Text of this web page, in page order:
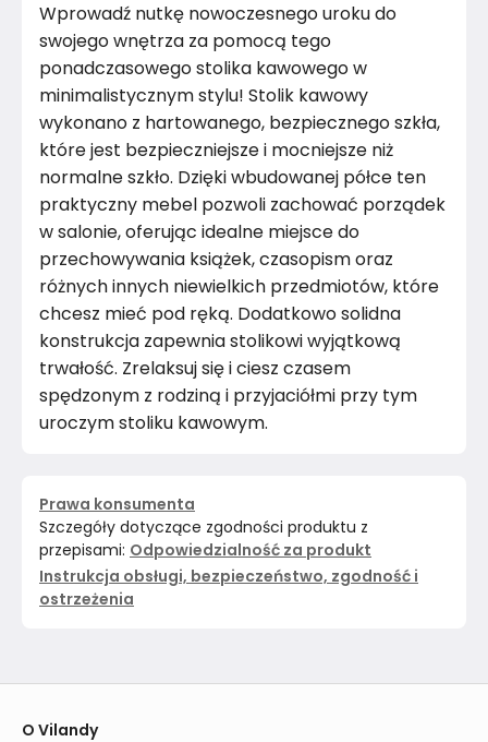
Marka
Montaż
Wprowadź nutkę nowoczesnego uroku do
swojego wnętrza za pomocą tego
ponadczasowego stolika kawowego w
minimalistycznym stylu! Stolik kawowy
wykonano z hartowanego, bezpiecznego szkła,
które jest bezpieczniejsze i mocniejsze niż
normalne szkło. Dzięki wbudowanej półce ten
praktyczny mebel pozwoli zachować porządek
w salonie, oferując idealne miejsce do
przechowywania książek, czasopism oraz
różnych innych niewielkich przedmiotów, które
chcesz mieć pod ręką. Dodatkowo solidna
konstrukcja zapewnia stolikowi wyjątkową
trwałość. Zrelaksuj się i ciesz czasem
spędzonym z rodziną i przyjaciółmi przy tym
uroczym stoliku kawowym.
Prawa konsumenta
Szczegóły dotyczące zgodności produktu z
przepisami: Odpowiedzialność za produkt
Instrukcja obsługi, bezpieczeństwo, zgodność i
ostrzeżenia
O Vilandy